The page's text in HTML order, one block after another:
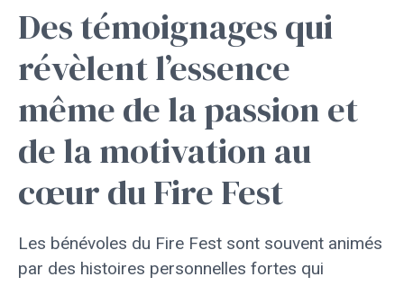
Des témoignages qui
révèlent l’essence
même de la passion et
de la motivation au
cœur du Fire Fest
Les bénévoles du Fire Fest sont souvent animés
par des histoires personnelles fortes qui